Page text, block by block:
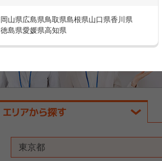
岡山県広島県鳥取県島根県山口県香川県
徳島県愛媛県高知県
東京都